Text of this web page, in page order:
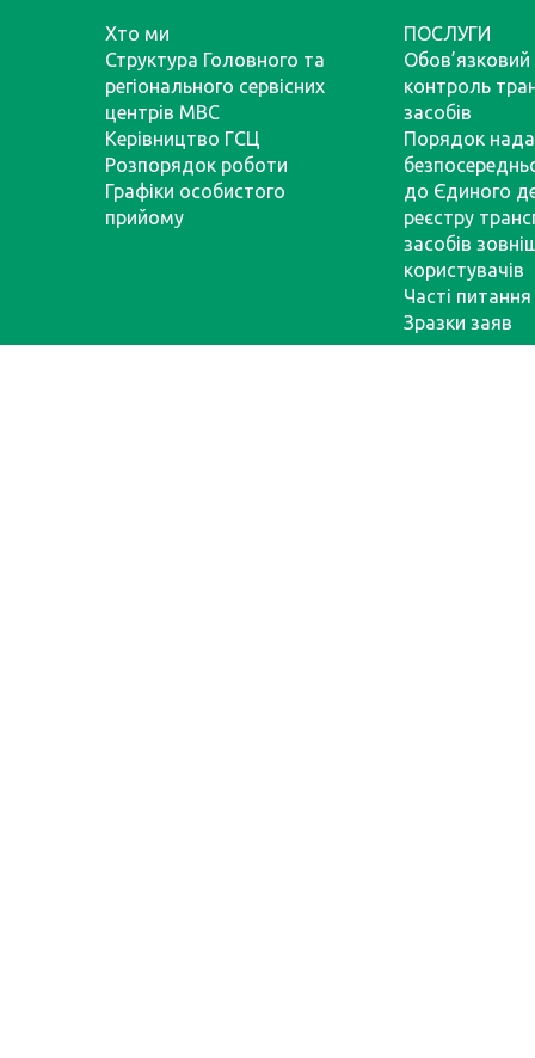
Хто ми
Структура Головного та
регіонального сервісних
центрів МВС
Керівництво ГСЦ
Розпорядок роботи
Графіки особистого
прийому
ПОСЛУГИ
Обов’язковий
контроль
засобів
Порядок
до Єдиного
реєстру
засобів
користувачів
Часті питання
Зразки заяв